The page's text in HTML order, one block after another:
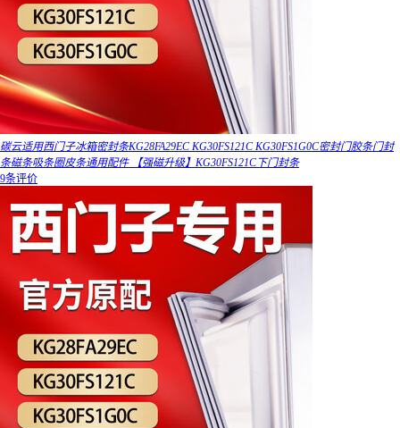
碳云适用西门子冰箱密封条KG28FA29EC KG30FS121C KG30FS1G0C密封门胶条门封
条磁条吸条圈皮条通用配件 【强磁升级】KG30FS121C下门封条
9条评价